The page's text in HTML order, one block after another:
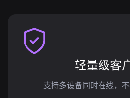
轻量级客
支持多设备同时在线，不